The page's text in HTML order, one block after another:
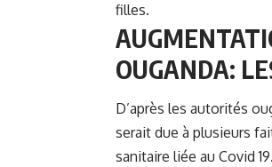
filles.
OUGANDA:
D’après les autorités
serait due à plusieurs
sanitaire liée au Covid 19